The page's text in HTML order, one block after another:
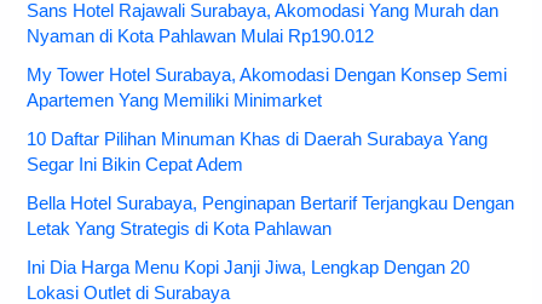
Sans Hotel Rajawali Surabaya, Akomodasi Yang Murah dan
Nyaman di Kota Pahlawan Mulai Rp190.012
My Tower Hotel Surabaya, Akomodasi Dengan Konsep Semi
Apartemen Yang Memiliki Minimarket
10 Daftar Pilihan Minuman Khas di Daerah Surabaya Yang
Segar Ini Bikin Cepat Adem
Bella Hotel Surabaya, Penginapan Bertarif Terjangkau Dengan
Letak Yang Strategis di Kota Pahlawan
Ini Dia Harga Menu Kopi Janji Jiwa, Lengkap Dengan 20
Lokasi Outlet di Surabaya